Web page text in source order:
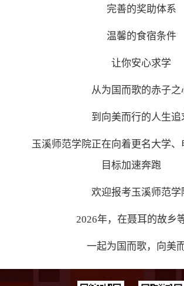
完善的奖助体系
温馨的食宿条件
让你安心求学
从为国而歌的赤子之
到向美而行的人生追
玉溪师范学院正在向着更名大学
目标加速奔跑
欢迎报考玉溪师范学
2026年，在聂耳的故乡
一起为国而歌，向美